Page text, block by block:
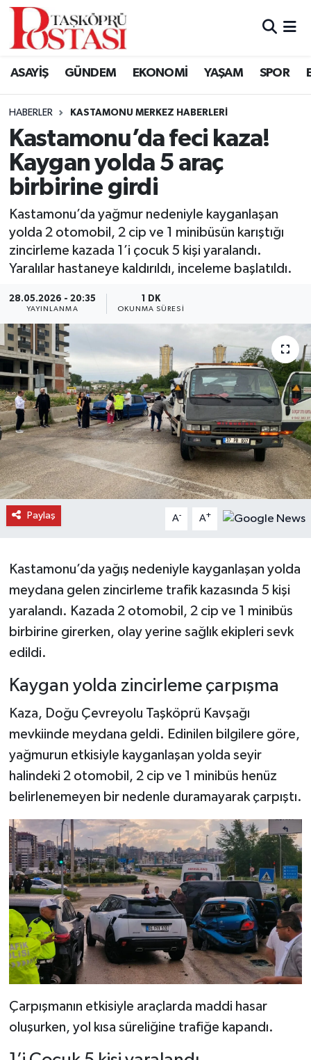
ASAYİŞ GÜNDEM EKONOMİ YAŞAM SPOR
HABERLER KASTAMONU MERKEZ HABERLERI
Kastamonu’da feci kaza!
Kaygan yolda 5 araç
birbirine girdi
Kastamonu’da yağmur nedeniyle kayganlaşan
yolda 2 otomobil, 2 cip ve 1 minibüsün karıştığı
zincirleme kazada 1’i çocuk 5 kişi yaralandı.
Yaralılar hastaneye kaldırıldı, inceleme başlatıldı.
28.05.2026 - 20:35
YAYINLANMA
1 DK
OKUNMA SÜRESI
Paylaş A- A+
Kastamonu’da yağış nedeniyle kayganlaşan yolda
meydana gelen zincirleme trafik kazasında 5 kişi
yaralandı. Kazada 2 otomobil, 2 cip ve 1 minibüs
birbirine girerken, olay yerine sağlık ekipleri sevk
edildi.
Kaygan yolda zincirleme çarpışma
Kaza, Doğu Çevreyolu Taşköprü Kavşağı
mevkiinde meydana geldi. Edinilen bilgilere göre,
yağmurun etkisiyle kayganlaşan yolda seyir
halindeki 2 otomobil, 2 cip ve 1 minibüs henüz
belirlenemeyen bir nedenle duramayarak çarpıştı.
Çarpışmanın etkisiyle araçlarda maddi hasar
oluşurken, yol kısa süreliğine trafiğe kapandı.
Kastamonu Vefat Edenler
Araç Haberleri
Azdavay Haberleri
Bozkurt Haberleri
Çatalzeytin Haberleri
Cide Haberleri
Daday Haberleri
Devrekani Haberleri
Doğanyurt Haberleri
Hanönü Haberleri
İhsangazi Haberleri
İnebolu Haberleri
Merkez Haberleri
Şenpazar Haberleri
Seydiler Haberleri
Taşköprü Haberleri
Tosya Haberleri
Karadeniz Haberleri
Ulusal Haberler
Teknoloji Haberleri
Siyaset Haberleri
Dünya Haberleri
Yerel Haberler
Haber Arşivi